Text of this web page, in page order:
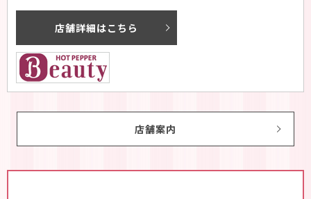
店舗詳細はこちら
店舗案内